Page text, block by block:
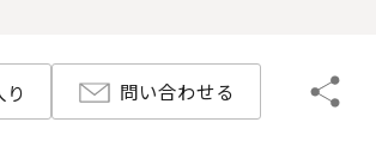
り 問い合わせる